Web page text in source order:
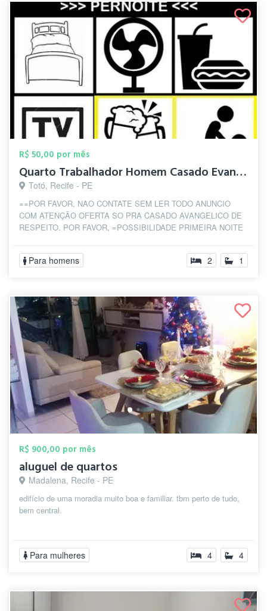
R$ 50,00 por mês
Quarto Trabalhador Homem Casado Evangeli...
Totó, Recife - PE
==POR FAVOR, NAO CONTATE SEM LER TODO ANUNCIO
COM ATENÇÃO OFERTA SO PRA CASADO AVANGELICO DE
RESPEITO. POR FAVOR, =POSSIBILIDADE PRIMEIRA NOITE
Para homens 2 1
R$ 900,00 por mês
aluguel de quartos
Madalena, Recife - PE
edifício de uma moradia muito boa e familiar. tbm perto de tudo,
bem central.
Para mulheres 4 4